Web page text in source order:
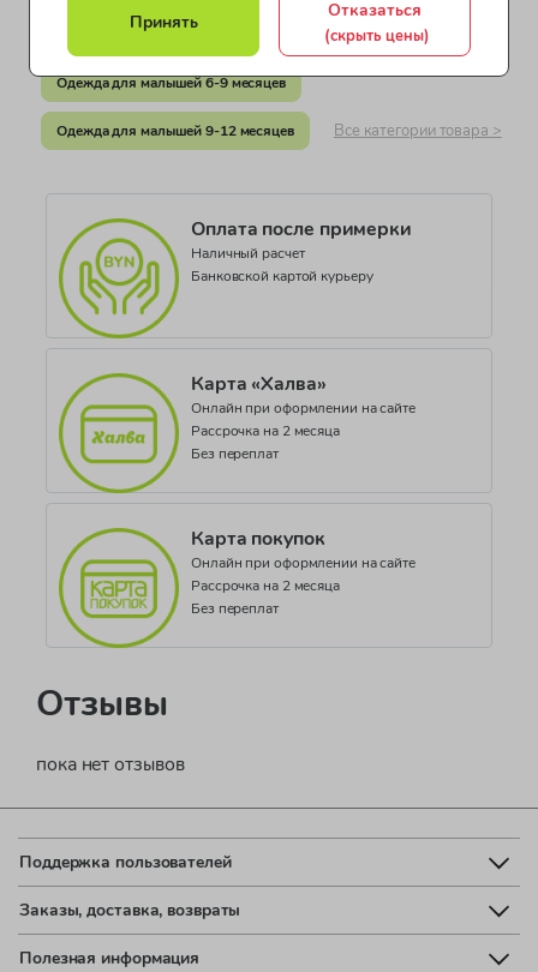
Документ о соответствии
СЕАЭС KG 417/КЦА.ОСП.025.GB.02.05843
Коллекция
UNISEX
Одежда для малышей 3-6 месяцев
Одежда для малышей 6-9 месяцев
Одежда для малышей 9-12 месяцев Все категории товара >
Оплата после примерки
Наличный расчет
Банковской картой курьеру
Карта «Халва»
Онлайн при оформлении на сайте
Рассрочка на 2 месяца
Без переплат
Карта покупок
Онлайн при оформлении на сайте
Рассрочка на 2 месяца
Без переплат
Отзывы
пока нет отзывов
Поддержка пользователей
Заказы, доставка, возвраты
Полезная информация
Принять
Отказаться
(скрыть цены)